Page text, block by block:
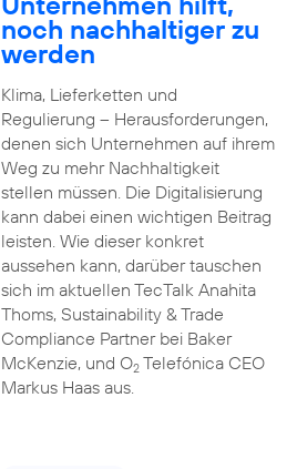
noch nachhaltiger zu
werden
Klima, Lieferketten und
Regulierung – Herausforderungen,
denen sich Unternehmen auf ihrem
Weg zu mehr Nachhaltigkeit
stellen müssen. Die Digitalisierung
kann dabei einen wichtigen Beitrag
leisten. Wie dieser konkret
aussehen kann, darüber tauschen
sich im aktuellen TecTalk Anahita
Thoms, Sustainability & Trade
Compliance Partner bei Baker
McKenzie, und O2Telefónica CEO
Markus Haas aus.